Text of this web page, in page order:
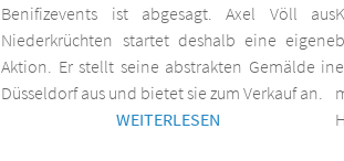
Benifizevents ist abgesagt. Axel Völl aus
Niederkrüchten startet deshalb eine eigene
Aktion. Er stellt seine abstrakten Gemälde in
Düsseldorf aus und bietet sie zum Verkauf an.
WEITERLESEN